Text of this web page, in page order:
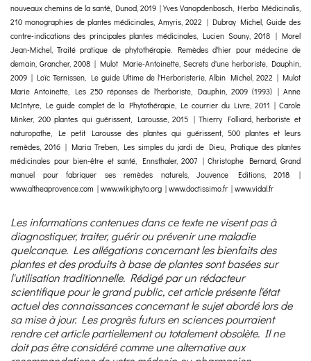
nouveaux chemins de la santé, Dunod, 2019 | Yves Vanopdenbosch, Herba Médicinalis,
210 monographies de plantes médicinales, Amyris, 2022 | Dubray Michel, Guide des
contre-indications des principales plantes médicinales, Lucien Souny, 2018 | Morel
Jean-Michel, Traité pratique de phytothérapie. Remèdes d'hier pour médecine de
demain, Grancher, 2008 | Mulot Marie-Antoinette, Secrets d'une herboriste, Dauphin,
2009 | Loïc Ternissen, Le guide Ultime de l'Herboristerie, Albin Michel, 2022 | Mulot
Marie Antoinette, Les 250 réponses de l'herboriste, Dauphin, 2009 (1993) | Anne
McIntyre, Le guide complet de la Phytothérapie, Le courrier du Livre, 2011 | Carole
Minker, 200 plantes qui guérissent, Larousse, 2015 | Thierry Folliard, herboriste et
naturopathe, Le petit Larousse des plantes qui guérissent, 500 plantes et leurs
remèdes, 2016 | Maria Treben, Les simples du jardi de Dieu, Pratique des plantes
médicinales pour bien-être et santé, Ennsthaler, 2007 | Christophe Bernard, Grand
manuel pour fabriquer ses remèdes naturels, Jouvence Editions, 2018 |
www.altheaprovence.com | www.wikiphyto.org | www.doctissimo.fr | www.vidal.fr
Les informations contenues dans ce texte ne visent pas à
diagnostiquer, traiter, guérir ou prévenir une maladie
quelconque. Les allégations concernant les bienfaits des
plantes et des produits à base de plantes sont basées sur
l'utilisation traditionnelle. Rédigé par un rédacteur
scientifique pour le grand public, cet article présente l'état
actuel des connaissances concernant le sujet abordé lors de
sa mise à jour. Les progrès futurs en sciences pourraient
rendre cet article partiellement ou totalement obsolète. Il ne
doit pas être considéré comme une alternative aux